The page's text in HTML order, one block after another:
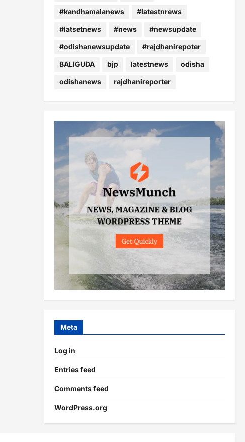
#kandhamalanews #latestnrews
#latsetnews #news #newsupdate
#odishanewsupdate #rajdhanirepoter
BALIGUDA bjp latestnews odisha
odishanews rajdhanireporter
Meta
Log in
Entries feed
Comments feed
WordPress.org